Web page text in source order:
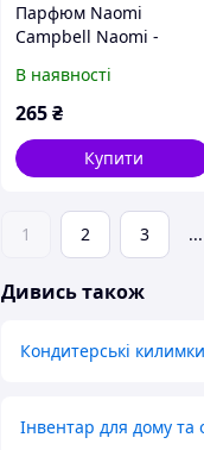
Парфюм Naomi
Campbell Naomi -
В наявності
265₴
Купити
1 2 3 ...
Дивись також
Кондитерські
Інвентар для дому та